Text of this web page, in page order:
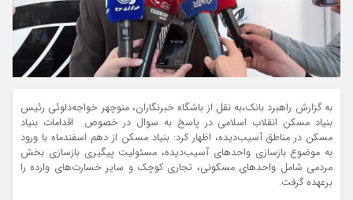
به گزارش راهبرد بانک،به نقل از باشگاه خبرنگاران، منوچهر خواجه‌دلوئی رئیس
بنیاد مسکن انقلاب اسلامی در پاسخ به سوال در خصوص اقدامات بنیاد
مسکن در مناطق آسیب‌دیده، اظهار کرد: بنیاد مسکن از دهم اسفندماه با ورود
به موضوع بازسازی واحدهای آسیب‌دیده، مسئولیت پیگیری بازسازی بخش
مردمی شامل واحدهای مسکونی، تجاری کوچک و سایر خسارت‌های وارده را
برعهده گرفت.